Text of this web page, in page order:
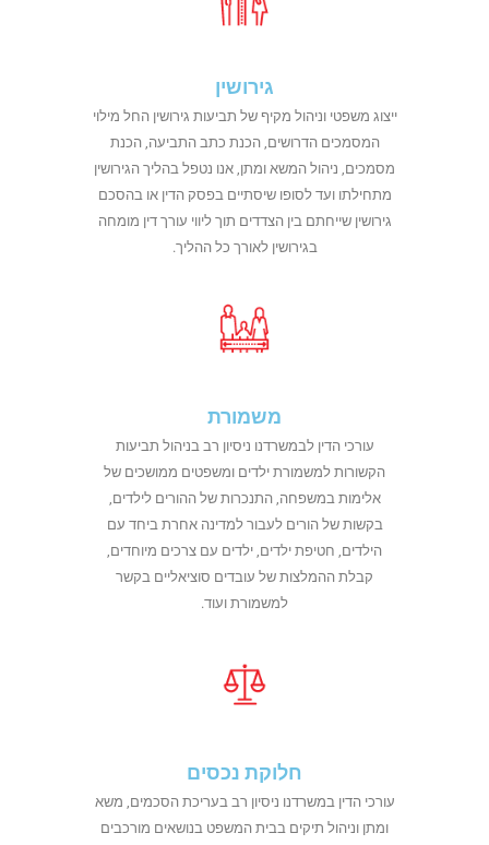
גירושין
ייצוג משפטי וניהול מקיף של תביעות גירושין החל מילוי
המסמכים הדרושים, הכנת כתב התביעה, הכנת
מסמכים, ניהול המשא ומתן, אנו נטפל בהליך הגירושין
מתחילתו ועד לסופו שיסתיים בפסק הדין או בהסכם
גירושין שייחתם בין הצדדים תוך ליווי עורך דין מומחה
בגירושין לאורך כל ההליך.
משמורת
עורכי הדין לבמשרדנו ניסיון רב בניהול תביעות
הקשורות למשמורת ילדים ומשפטים ממושכים של
אלימות במשפחה, התנכרות של ההורים לילדים,
בקשות של הורים לעבור למדינה אחרת ביחד עם
הילדים, חטיפת ילדים, ילדים עם צרכים מיוחדים,
קבלת ההמלצות של עובדים סוציאליים בקשר
למשמורת ועוד.
חלוקת נכסים
עורכי הדין במשרדנו ניסיון רב בעריכת הסכמים, משא
ומתן וניהול תיקים בבית המשפט בנושאים מורכבים